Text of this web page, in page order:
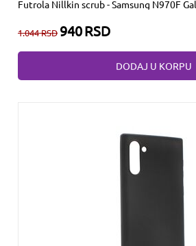
Futrola Nillkin scrub - Samsung N970F
1.044RSD 940RSD
DODAJ U KORPU